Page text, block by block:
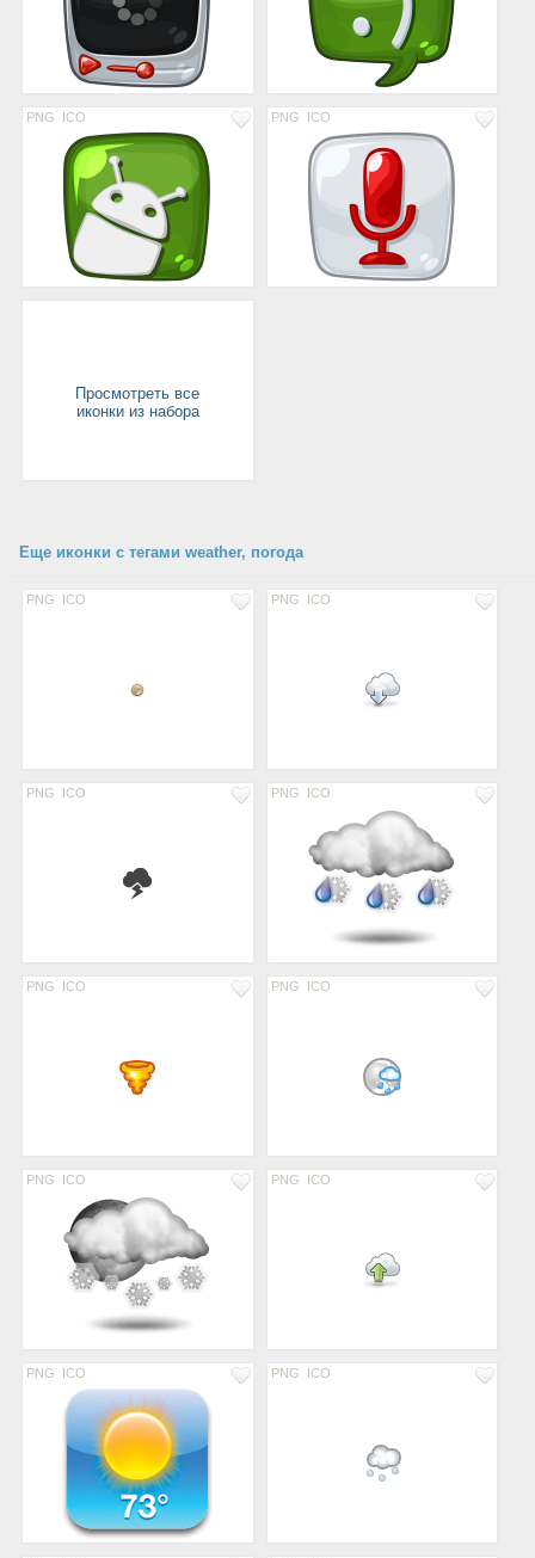
PNG ICO PNG ICO
Просмотреть все
иконки из набора
Еще иконки с тегами weather, погода
PNG ICO PNG ICO
PNG ICO PNG ICO
PNG ICO PNG ICO
PNG ICO PNG ICO
PNG ICO PNG ICO